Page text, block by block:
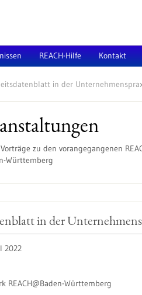
REACH-Hilfe Kontakt
in der
zu den vorangegangenen
Württemberg
in der
2022
REACH@Baden-Württemberg